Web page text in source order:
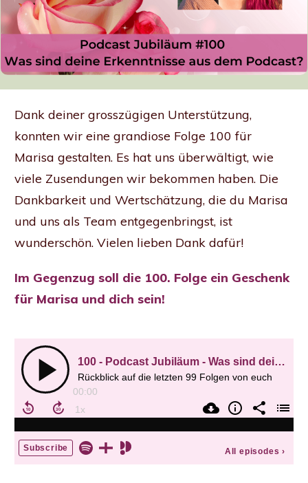
Dank deiner grosszügigen Unterstützung,
konnten wir eine grandiose Folge 100 für
Marisa gestalten. Es hat uns überwältigt, wie
viele Zusendungen wir bekommen haben. Die
Dankbarkeit und Wertschätzung, die du Marisa
und uns als Team entgegenbringst, ist
wunderschön. Vielen lieben Dank dafür!
Im Gegenzug soll die 100. Folge ein Geschenk
für Marisa und dich sein!